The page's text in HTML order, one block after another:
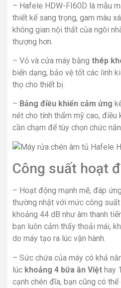
– Hafele HDW-FI60D là mẫu
thiết kế sang trọng, gam màu
không gian nội thất của ngôi
thượng hơn.
– Vỏ và cửa máy bằng thép
biến dạng, bảo vệ tốt các linh
thọ cho thiết bị.
– Bảng điều khiển cảm ứng
nét cho tính thẩm mỹ cao, điều
cần chạm để tùy chọn chức
Công suất hoạt
– Hoạt động mạnh mẽ, đáp
thường nhật với mức công suất
khoảng 44 dB như âm thanh
bạn luôn cảm thấy thoải mái,
do máy tạo ra lúc vận hành.
– Sức chứa của máy có khả
lúc khoảng 4 bữa ăn Việt hay
cạnh chén đĩa, bạn cũng có